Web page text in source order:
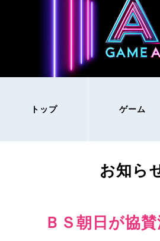
トップ ゲーム
お知ら
ＢＳ朝日が協賛